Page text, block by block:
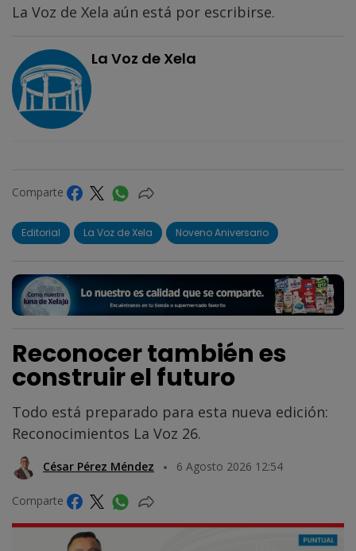
La Voz de Xela aún está por escribirse.
La Voz de Xela
Comparte
Editorial La Voz de Xela Noveno Aniversario
Reconocer también es
construir el futuro
Todo está preparado para esta nueva edición:
Reconocimientos La Voz 26.
César Pérez Méndez 6 Agosto 2026 12:54
Comparte